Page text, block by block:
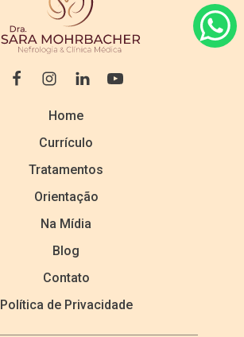
Home
Currículo
Tratamentos
Orientação
Na Mídia
Blog
Contato
Política de Privacidade